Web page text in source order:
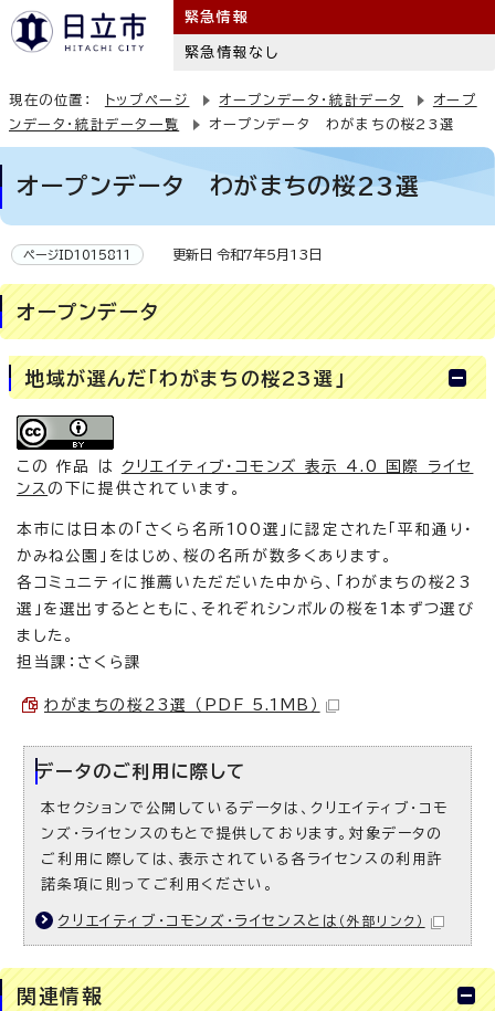
緊急情報
緊急情報なし
現在の位置： トップページ オープンデータ・統計データ
オープ
ンデータ・統計データ一覧
オープンデータ わがまちの桜23選
オープンデータ わがまちの桜23選
ページID1015811 更新日 令和7年5月13日
オープンデータ
地域が選んだ「わがまちの桜23選」
この 作品 は クリエイティブ・コモンズ 表示 4.0 国際 ライセ
ンス の下に提供されています。
本市には日本の「さくら名所100選」に認定された「平和通り・
かみね公園」をはじめ、桜の名所が数多くあります。
各コミュニティに推薦いただだいた中から、「わがまちの桜23
選」を選出するとともに、それぞれシンボルの桜を1本ずつ選び
ました。
担当課：さくら課
わがまちの桜23選 （PDF 5.1MB）
データのご利用に際して
本セクションで公開しているデータは、クリエイティブ・コモ
ンズ・ライセンスのもとで提供しております。対象データの
ご利用に際しては、表示されている各ライセンスの利用許
諾条項に則ってご利用ください。
クリエイティブ・コモンズ・ライセンスとは （外部リンク）
関連情報